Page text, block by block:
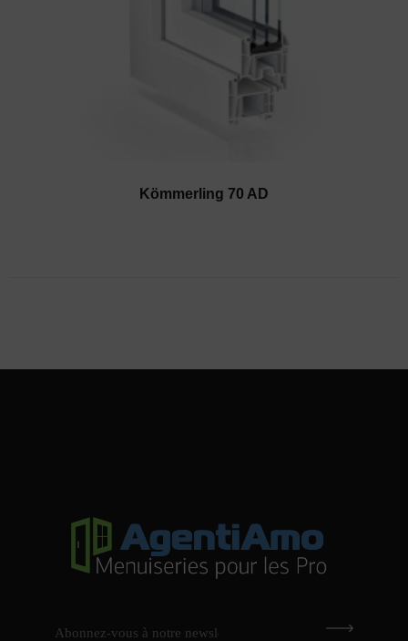
Kömmerling 70 AD